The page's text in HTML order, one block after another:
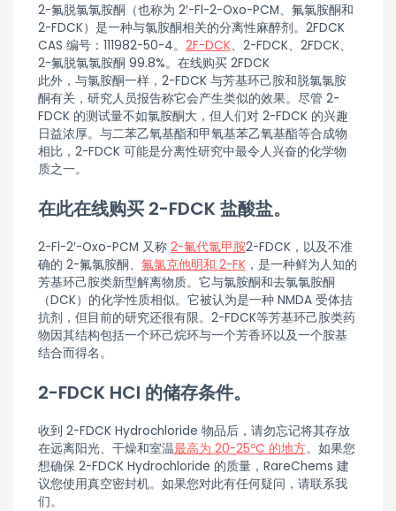
2-氟脱氯氯胺酮（也称为 2′-Fl-2-Oxo-PCM、氟氯胺酮和
2-FDCK）是一种与氯胺酮相关的分离性麻醉剂。2FDCK
CAS 编号：111982-50-4。 2F-DCK、2-FDCK、2FDCK、
2-氟脱氯氯胺酮 99.8%。在线购买 2FDCK
此外，与氯胺酮一样，2-FDCK 与芳基环己胺和脱氯氯胺
酮有关，研究人员报告称它会产生类似的效果。尽管 2-
FDCK 的测试量不如氯胺酮大，但人们对 2-FDCK 的兴趣
日益浓厚。与二苯乙氧基酯和甲氧基苯乙氧基酯等合成物
相比，2-FDCK 可能是分离性研究中最令人兴奋的化学物
质之一。
在此在线购买 2-FDCK 盐酸盐。
2-Fl-2′-Oxo-PCM 又称 2-氟代氯甲胺2-FDCK，以及不准
确的 2-氟氯胺酮、 氟氯克他明和 2-FK，是一种鲜为人知的
芳基环己胺类新型解离物质。它与氯胺酮和去氯氯胺酮
（DCK）的化学性质相似。它被认为是一种 NMDA 受体拮
抗剂，但目前的研究还很有限。2-FDCK等芳基环己胺类药
物因其结构包括一个环己烷环与一个芳香环以及一个胺基
结合而得名。
2-FDCK HCl 的储存条件。
收到 2-FDCK Hydrochloride 物品后，请勿忘记将其存放
在远离阳光、干燥和室温最高为 20-25ºC 的地方。如果您
想确保 2-FDCK Hydrochloride 的质量，RareChems 建
议您使用真空密封机。如果您对此有任何疑问，请联系我
们。